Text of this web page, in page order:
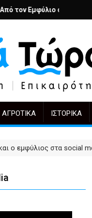
στην Καστοριά
το ίδιο έργο,
KIFF 51: Η εικόνα μετά
ΑΓΡΟΤΙΚΆ ΙΣΤΟΡΙΚΆ
ο εμφύλιος στα social